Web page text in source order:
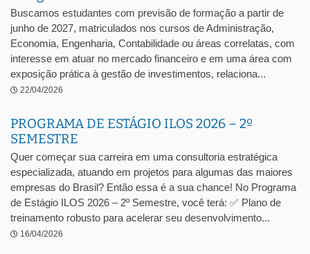
Buscamos estudantes com previsão de formação a partir de
junho de 2027, matriculados nos cursos de Administração,
Economia, Engenharia, Contabilidade ou áreas correlatas, com
interesse em atuar no mercado financeiro e em uma área com
exposição prática à gestão de investimentos, relaciona...
22/04/2026
PROGRAMA DE ESTÁGIO ILOS 2026 – 2º
SEMESTRE
Quer começar sua carreira em uma consultoria estratégica
especializada, atuando em projetos para algumas das maiores
empresas do Brasil? Então essa é a sua chance! No Programa
de Estágio ILOS 2026 – 2º Semestre, você terá: ✅ Plano de
treinamento robusto para acelerar seu desenvolvimento...
16/04/2026